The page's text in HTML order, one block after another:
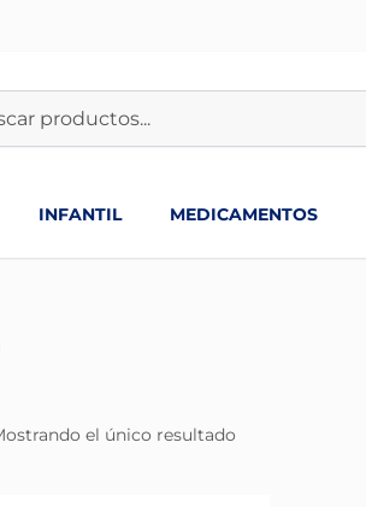
INFANTIL MEDICAMENTOS
el único resultado